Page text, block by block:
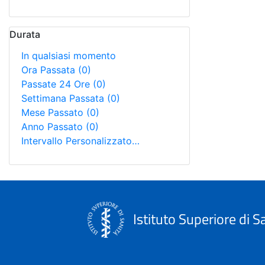
Durata
In qualsiasi momento
Ora Passata (0)
Passate 24 Ore (0)
Settimana Passata (0)
Mese Passato (0)
Anno Passato (0)
Intervallo Personalizzato…
Istituto Superiore di